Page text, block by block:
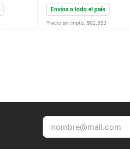
Envíos a todo el país
Precio sin impto. $82.863